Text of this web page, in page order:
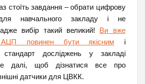
стоїть завдання – обрати цифрову
навчального закладу і не
вибір такий великий! Ви вже
повинен бути якісним і
стандарт досліджень у закладі
далі, щоб дізнатися все про
датчики для ЦВКК.